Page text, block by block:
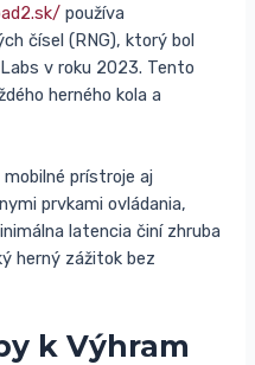
používa
čísel (RNG), ktorý bol
v roku 2023. Tento
herného kola a
prístroje aj
prvkami ovládania,
latencia činí zhruba
herný zážitok bez
k Výhram